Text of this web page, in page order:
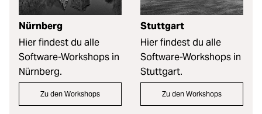
Nürnberg
Hier findest du alle
Software-Workshops in
Nürnberg.
Zu den Workshops
Stuttgart
Hier findest du alle
Software-Workshops in
Stuttgart.
Zu den Workshops